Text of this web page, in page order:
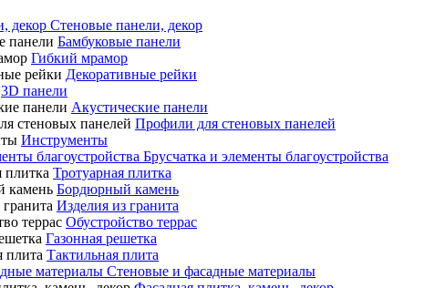
Стеновые панели, декор
Бамбуковые панели
Гибкий мрамор
Декоративные рейки
3D панели
Акустические панели
Профили для стеновых панелей
Инструменты
Брусчатка и элементы благоустройства
Тротуарная плитка
Бордюрный камень
Изделия из гранита
Обустройство террас
Газонная решетка
Тактильная плита
Стеновые и фасадные материалы